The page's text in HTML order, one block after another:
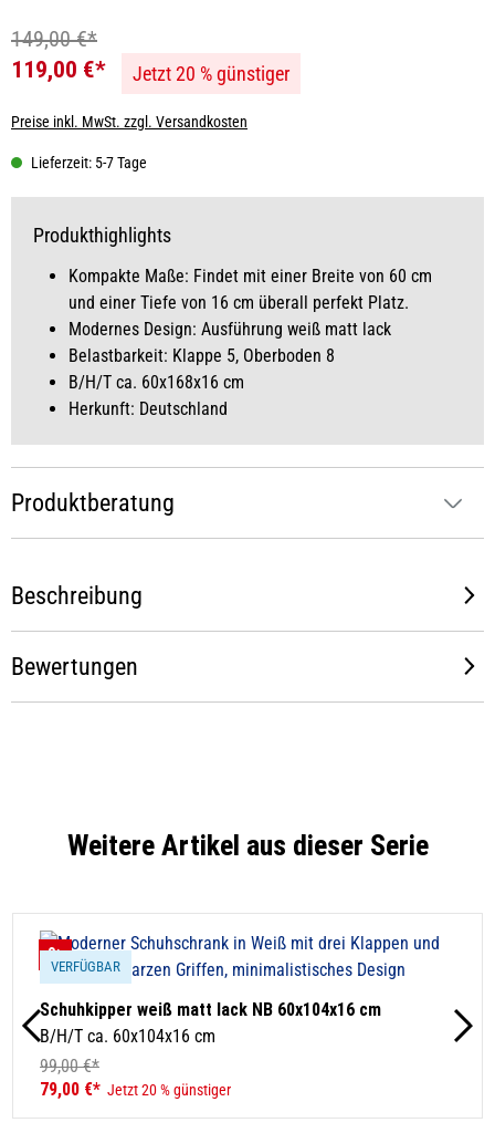
Produkthighlights
Kompakte Maße: Findet mit einer Breite von 60 cm
und einer Tiefe von 16 cm überall perfekt Platz.
Modernes Design: Ausführung weiß matt lack
Belastbarkeit: Klappe 5, Oberboden 8
B/H/T ca. 60x168x16 cm
Herkunft: Deutschland
149,00 €*
119,00 €*
Jetzt 20 % günstiger
Preise inkl. MwSt. zzgl. Versandkosten
Lieferzeit: 5-7 Tage
Produktberatung
Beschreibung
Bewertungen
Weitere Artikel aus dieser Serie
VERFÜGBAR
Schuhkipper weiß matt lack NB 60x104x16 cm
B/H/T ca. 60x104x16 cm
99,00 €*
79,00 €* Jetzt 20 % günstiger